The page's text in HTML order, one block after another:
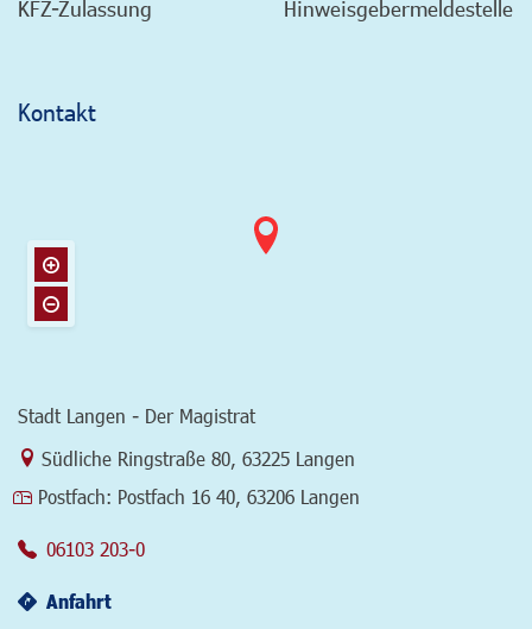
KFZ-Zulassung Hinweisgebermeldestelle
Kontakt
Stadt Langen - Der Magistrat
Link zur Google-Maps Navigation
Südliche Ringstraße 80, 63225 Langen
Postfach: Postfach 16 40, 63206 Langen
06103 203-0
Anfahrt